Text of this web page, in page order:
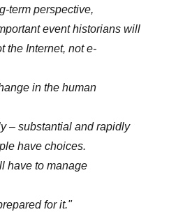
term perspective,
event historians will
the Internet, not e-
in the human
– substantial and rapidly
have choices.
have to manage
for it."